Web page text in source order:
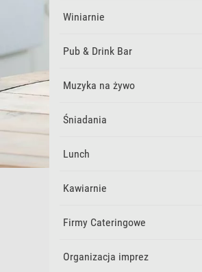
Winiarnie
Pub & Drink Bar
Muzyka na żywo
Śniadania
Lunch
Kawiarnie
Firmy Cateringowe
Organizacja imprez